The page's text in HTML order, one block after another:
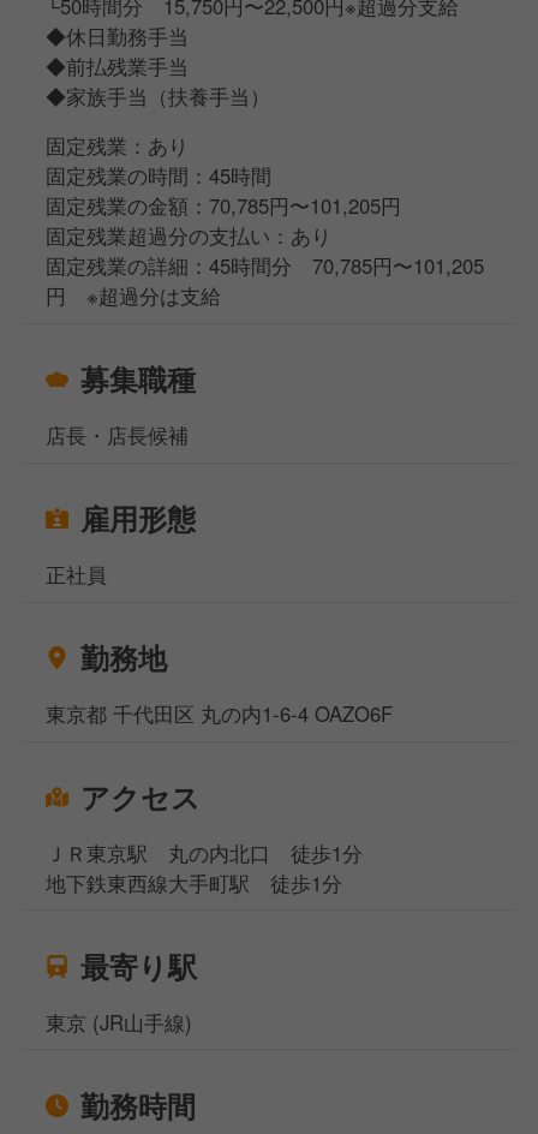
└50時間分 15,750円〜22,500円※超過分支給
◆休日勤務手当
◆前払残業手当
◆家族手当（扶養手当）
固定残業：あり
固定残業の時間：45時間
固定残業の金額：70,785円〜101,205円
固定残業超過分の支払い：あり
固定残業の詳細：45時間分 70,785円〜101,205
円 ※超過分は支給
募集職種
店長・店長候補
雇用形態
正社員
勤務地
東京都 千代田区 丸の内1-6-4 OAZO6F
アクセス
ＪＲ東京駅 丸の内北口 徒歩1分
地下鉄東西線大手町駅 徒歩1分
最寄り駅
東京 (JR山手線)
勤務時間